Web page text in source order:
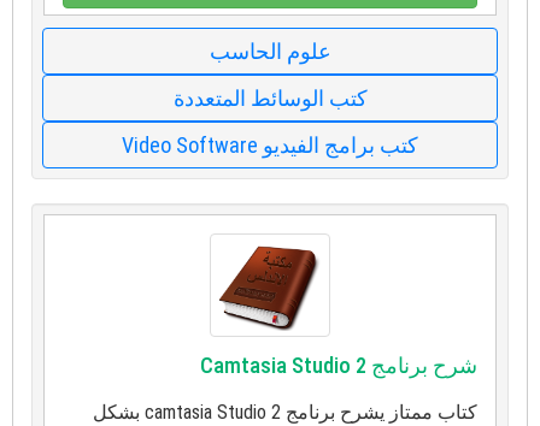
علوم الحاسب
كتب الوسائط المتعددة
كتب برامج الفيديو Video Software
شرح برنامج Camtasia Studio 2
كتاب ممتاز يشرح برنامج camtasia Studio 2 بشكل